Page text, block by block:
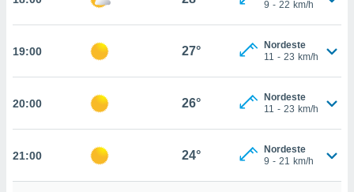
nós e
este sitio
9 - 22 km/h
19:00 27°
Nordeste
11 - 23 km/h
20:00 26°
Nordeste
11 - 23 km/h
21:00 24°
Nordeste
9 - 21 km/h